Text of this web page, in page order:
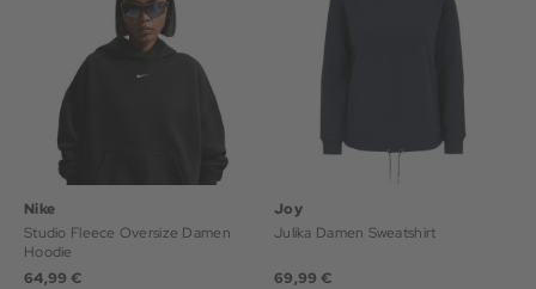
Nike
Studio Fleece Oversize Damen
Hoodie
64,99 €
Joy
Julika Damen Sweatshirt
69,99 €